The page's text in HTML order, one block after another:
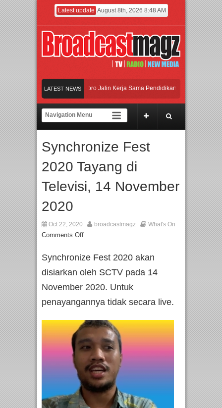
Latest update August 8th, 2026 8:48 AM
LATEST NEWS
Universitas Agung Podomoro Jalin Kerja Sama Pendidikan dan Riset untuk
Jakarta dengan Ribuan Mainan dan Produk Bayi dari Seluruh Dunia, IBTE
Universitas Agung Podomoro Jalin Kerja Sama Pendidikan dan Riset untuk
Synchronize Fest
2020 Tayang di
Televisi, 14 November
2020
Oct 22, 2020 broadcastmagz What's On
Comments Off
Synchronize Fest 2020 akan
disiarkan oleh SCTV pada 14
November 2020. Untuk
penayangannya tidak secara live.